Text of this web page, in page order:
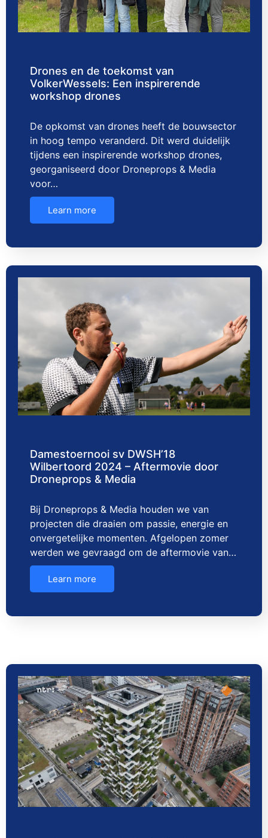
Drones en de toekomst van
VolkerWessels: Een inspirerende
workshop drones
De opkomst van drones heeft de bouwsector
in hoog tempo veranderd. Dit werd duidelijk
tijdens een inspirerende workshop drones,
georganiseerd door Droneprops & Media
voor…
Learn more
Damestoernooi sv DWSH’18
Wilbertoord 2024 – Aftermovie door
Droneprops & Media
Bij Droneprops & Media houden we van
projecten die draaien om passie, energie en
onvergetelijke momenten. Afgelopen zomer
werden we gevraagd om de aftermovie van…
Learn more